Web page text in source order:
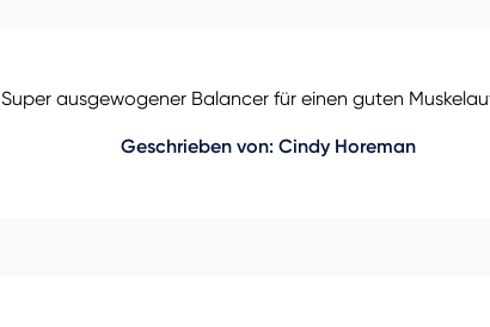
Super ausgewogener Balancer für einen guten
Geschrieben von: Cindy Horeman